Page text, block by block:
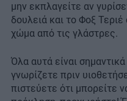
μην εκπλαγείτε αν
δουλειά και το Φοξ
χώμα από τις γλάστρες.
Όλα αυτά είναι
γνωρίζετε πριν
πιστεύετε ότι μπορείτε